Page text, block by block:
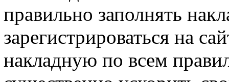
правильно заполнять
зарегистрироваться на
накладную по всем